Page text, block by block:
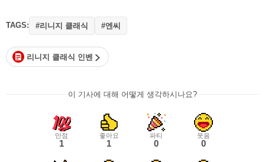
TAGS: #리니지 클래식 #엔씨
리니지 클래식 인벤
이 기사에 대해 어떻게 생각하시나요?
만점
1
좋아요
1
파티
0
웃음
0